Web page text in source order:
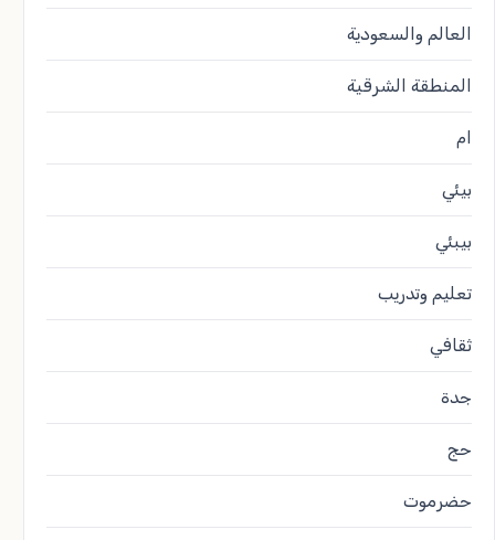
العالم والسعودية
المنطقة الشرقية
ام
بيئي
بيبئي
تعليم وتدريب
ثقافي
جدة
حج
حضرموت